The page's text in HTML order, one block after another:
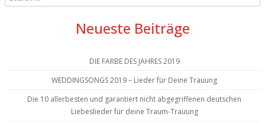
Neueste Beiträge
DIE FARBE DES JAHRES 2019
WEDDINGSONGS 2019 – Lieder für Deine Trauung
Die 10 allerbesten und garantiert nicht abgegriffenen deutschen
Liebeslieder für deine Traum-Trauung